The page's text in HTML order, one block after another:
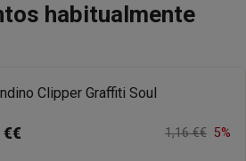
habitualmente
Clipper Graffiti Soul
€€ 1,16 €€ 5%